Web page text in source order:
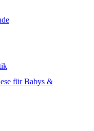
für Babys &